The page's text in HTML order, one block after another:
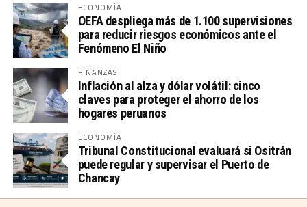
ECONOMÍA
OEFA despliega más de 1.100 supervisiones
para reducir riesgos económicos ante el
Fenómeno El Niño
FINANZAS
Inflación al alza y dólar volátil: cinco
claves para proteger el ahorro de los
hogares peruanos
ECONOMÍA
Tribunal Constitucional evaluará si Ositrán
puede regular y supervisar el Puerto de
Chancay